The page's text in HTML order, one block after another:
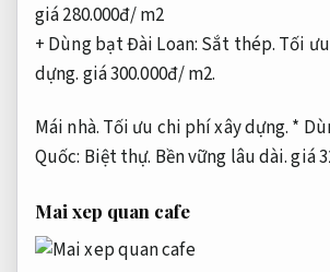
giá 280.000đ/ m2
+ Dùng bạt Đài Loan: Sắt thép. Tối
dựng. giá 300.000đ/ m2.
Mái nhà. Tối ưu chi phí xây dựng. *
Quốc: Biệt thự. Bền vững lâu dài.giá
Mai xep quan cafe